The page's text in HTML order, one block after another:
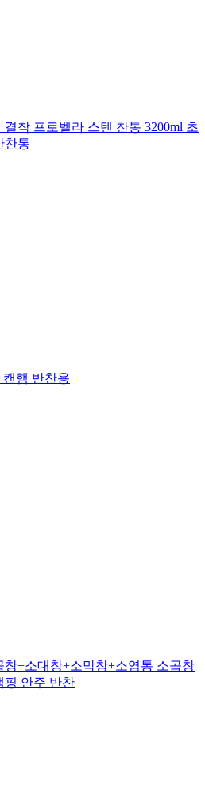
착 프로벨라 스텐 찬통 3200ml 초
찬통
캔햄 반찬용
+소대창+소막창+소염통 소곱창
핑 안주 반찬